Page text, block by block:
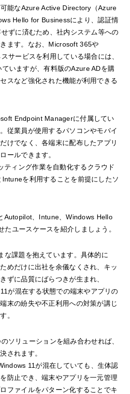
能なAzure Active Directory（Azure
Hello for Businessにより、認証情
ずに済むため、社内システム等への
ます。なお、Microsoft 365や
サービスを利用している場合には、
いますが、有料版のAzure ADを購
スなど強化された機能が利用できる
Endpoint Managerに付属してい
従業員が使用するパソコンやモバイ
けでなく、各端末に配布したアプリ
ールできます。
ティング作業を自動化するクラウド
を利用することを前提にしたソ
Autopilot、Intune、Windows Hello
ユースケースを紹介しましょう。
な課題を抱えています。具体的に
めだけに出社を余儀なくされ、キッ
ずに品質にばらつきが生まれ、
が混在する状態での端末やアプリの
末の紛失や不正利用への対策が講じ
。
ソリューションを組み合わせれば、
されます。
11が混在していても、生体認
防止でき、端末やアプリを一元管理
ファイルをパターン化することでキ